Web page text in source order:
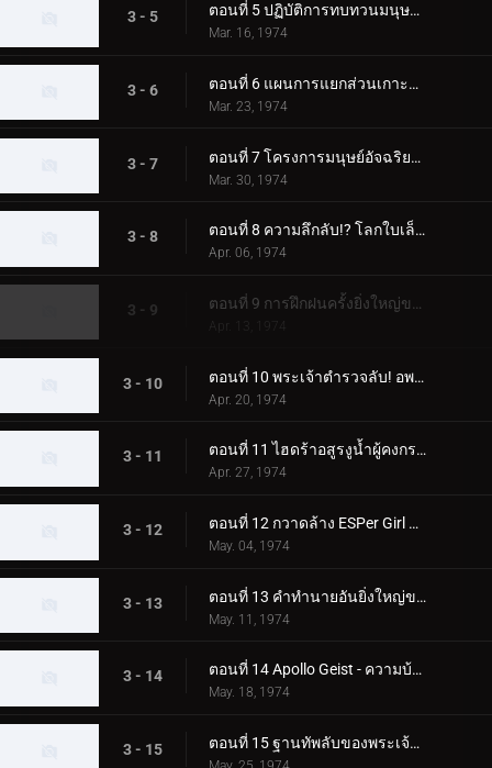
3 - 5 ตอนที่ 5 ปฏิบัติการทบทวนมนุษย์ของสัตว์ประหลาดตาเดียว!
Mar. 16, 1974
3 - 6 ตอนที่ 6 แผนการแยกส่วนเกาะของญี่ปุ่น!
Mar. 23, 1974
3 - 7 ตอนที่ 7 โครงการมนุษย์อัจฉริยะสุดสยอง!
Mar. 30, 1974
3 - 8 ตอนที่ 8 ความลึกลับ!? โลกใบเล็ก - โลกกลาง - โลกใบใหญ่
Apr. 06, 1974
3 - 9
Apr. 13, 1974
3 - 10 ตอนที่ 10 พระเจ้าตำรวจลับ! อพอลโล ไกสต์!!
Apr. 20, 1974
3 - 11 ตอนที่ 11 ไฮดร้าอสูรงูน้ำผู้คงกระพัน!
Apr. 27, 1974
3 - 12 ตอนที่ 12 กวาดล้าง ESPer Girl ออกไป!
May. 04, 1974
3 - 13 ตอนที่ 13 คำทำนายอันยิ่งใหญ่ของ GOD Radamus!
May. 11, 1974
3 - 14 ตอนที่ 14 Apollo Geist - ความบ้าคลั่งของนรกแมลง
May. 18, 1974
3 - 15 ตอนที่ 15 ฐานทัพลับของพระเจ้า! เอ็กซ์ไรเดอร์แอบเข้ามา!!